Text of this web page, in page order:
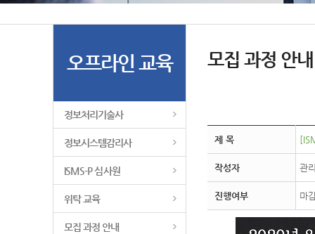
오프라인 교육
정보처리기술사
정보시스템감리사
ISMS-P 심사원
위탁 교육
모집 과정 안내
모집 과정 안내
제 목
작성자 관
진행여부 마